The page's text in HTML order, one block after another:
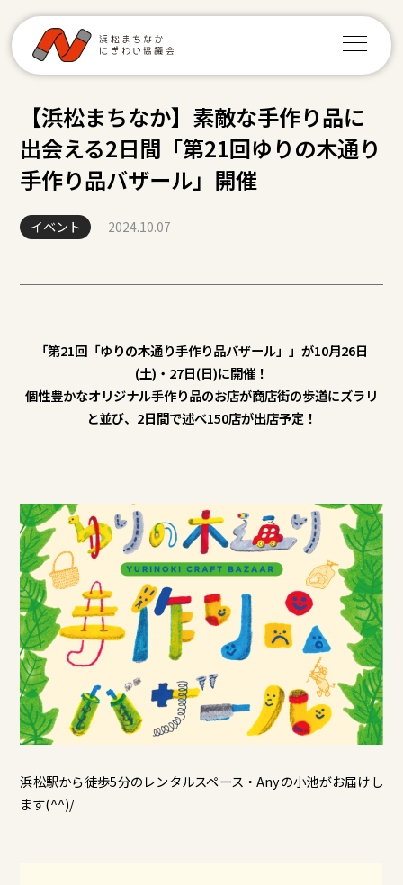
【浜松まちなか】素敵な手作り品に
出会える2日間「第21回ゆりの木通り
手作り品バザール」開催
イベント 2024.10.07
「第21回「ゆりの木通り手作り品バザール」」が10月26日
(土)・27日(日)に開催！
個性豊かなオリジナル手作り品のお店が商店街の歩道にズラリ
と並び、2日間で述べ150店が出店予定！
浜松駅から徒歩5分のレンタルスペース・Anyの小池がお届けし
ます(^^)/